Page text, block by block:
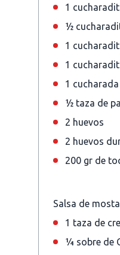
1
½
1
1
1
½ taza de
2 huevos
2 huevos
200 gr de
Salsa de
1 taza de
¼ sobre de